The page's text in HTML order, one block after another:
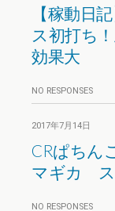
【稼動日
ス初打ち
効果大
NO RESPONSES
2017年7月14日
CRぱちん
マギカ ス
NO RESPONSES